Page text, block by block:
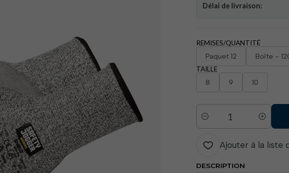
Délai de livraison:
REMISES/QUANTITÉ
Paquet 12 Boîte -
TAILLE
8 9 10
Quantité
Ajouter à la liste
DESCRIPTION